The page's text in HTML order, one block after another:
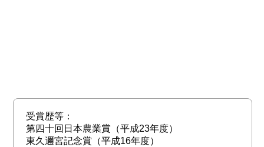
受賞歴等：
第四十回日本農業賞（平成23年度）
東久邇宮記念賞（平成16年度）